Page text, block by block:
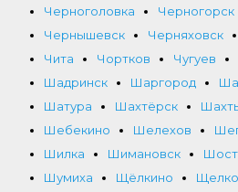
Черноголовка
Черногорск
Чернышевск
Черняховск
Чита
Чортков Чугуев
Шадринск
Шаргород
Шатура
Шахтёрск
Шебекино
Шелехов
Шилка
Шимановск
Шумиха
Щёлкино